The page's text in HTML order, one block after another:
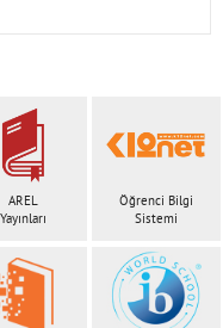
AREL
Yayınları
Öğrenci Bilgi
Sistemi